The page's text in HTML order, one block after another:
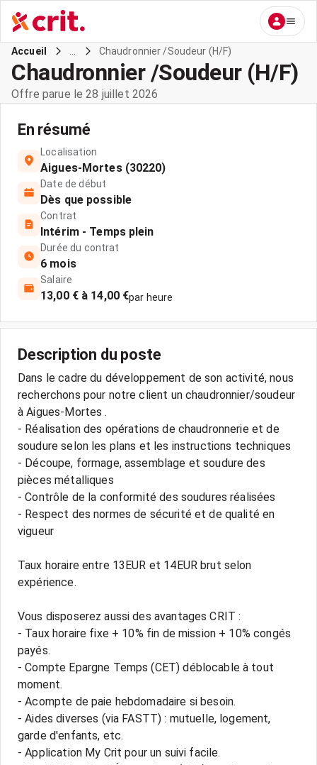
Accueil Chaudronnier /Soudeur (H/F)
Chaudronnier /Soudeur (H/F)
Offre parue le 28 juillet 2026
En résumé
Localisation
Aigues-Mortes (30220)
Date de début
Dès que possible
Contrat
Intérim - Temps plein
Durée du contrat
6 mois
Salaire
13,00 € à 14,00 €par heure
Description du poste
Dans le cadre du développement de son activité, nous
recherchons pour notre client un chaudronnier/soudeur
à Aigues-Mortes .
- Réalisation des opérations de chaudronnerie et de
soudure selon les plans et les instructions techniques
- Découpe, formage, assemblage et soudure des
pièces métalliques
- Contrôle de la conformité des soudures réalisées
- Respect des normes de sécurité et de qualité en
vigueur
Taux horaire entre 13EUR et 14EUR brut selon
expérience.
Vous disposerez aussi des avantages CRIT :
- Taux horaire fixe + 10% fin de mission + 10% congés
payés.
- Compte Epargne Temps (CET) déblocable à tout
moment.
- Acompte de paie hebdomadaire si besoin.
- Aides diverses (via FASTT) : mutuelle, logement,
garde d'enfants, etc.
- Application My Crit pour un suivi facile.